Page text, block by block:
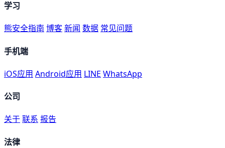
学习
熊安全指南 博客新闻 数据 常见问题
手机端
iOS应用 Android应用 LINE WhatsApp
公司
关于联系 报告
法律